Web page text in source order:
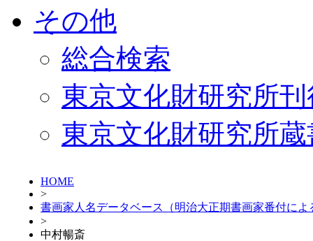
その他
総合検索
東京文化財研究所
東京文化財研究所
HOME
>
書画家人名データベース（明治大正期書画家番付によ
>
中村暢斎